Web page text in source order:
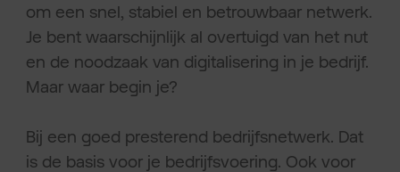
om een snel, stabiel en betrouwbaar netwerk.
Je bent waarschijnlijk al overtuigd van het nut
en de noodzaak van digitalisering in je bedrijf.
Maar waar begin je?
Bij een goed presterend bedrijfsnetwerk. Dat
is de basis voor je bedrijfsvoering. Ook voor